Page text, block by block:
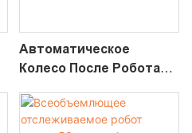
Автоматическое
Колесо После Робота
Тяжелопрохожного
Шасси Folo-300 4wd